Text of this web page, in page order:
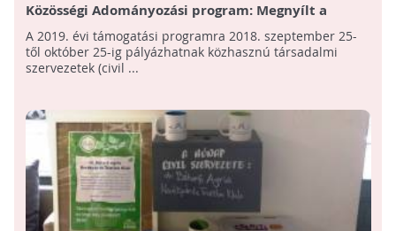
Közösségi Adományozási program: Megnyílt a
pályázás társadalmi szervezetek részére
A 2019. évi támogatási programra 2018. szeptember 25-
től október 25-ig pályázhatnak közhasznú társadalmi
szervezetek (civil ...